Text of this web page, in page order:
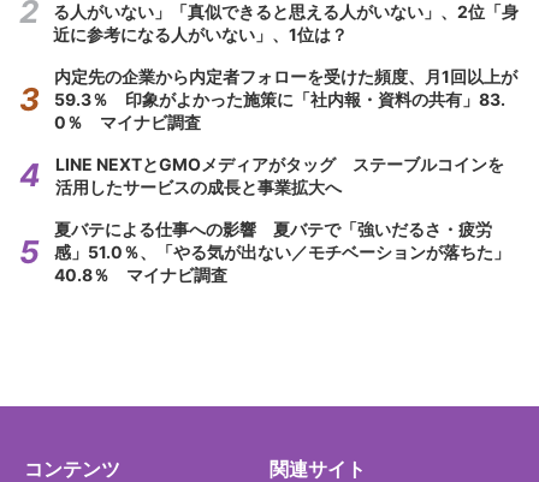
る人がいない」「真似できると思える人がいない」、2位「身
近に参考になる人がいない」、1位は？
内定先の企業から内定者フォローを受けた頻度、月1回以上が
59.3％ 印象がよかった施策に「社内報・資料の共有」83.
0％ マイナビ調査
LINE NEXTとGMOメディアがタッグ ステーブルコインを
活用したサービスの成長と事業拡大へ
夏バテによる仕事への影響 夏バテで「強いだるさ・疲労
感」51.0％、「やる気が出ない／モチベーションが落ちた」
40.8％ マイナビ調査
コンテンツ 関連サイト